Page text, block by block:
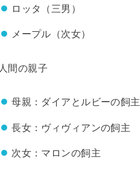
ロッタ（三男）
メープル（次女）
人間の親子
母親：ダイアとルビーの飼主
長女：ヴィヴィアンの飼主
次女：マロンの飼主